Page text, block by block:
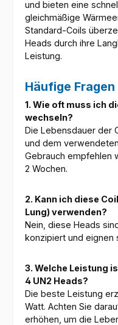
und bieten eine
gleichmäßige
Standard-Coils
Heads durch ihre
Leistung.
Häufige Fragen
1. Wie oft muss ich
wechseln?
Die Lebensdauer der
und dem
Gebrauch empfehlen
2 Wochen.
2. Kann ich diese
Lung) verwenden?
Nein, diese Heads
konzipiert und eignen
3. Welche Leistung
4 UN2 Heads?
Die beste Leistung
Watt. Achten Sie
erhöhen, um die